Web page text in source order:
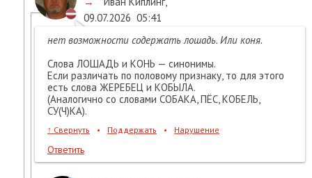
09.07.2026 05:41
нет возможности содержать лошадь. Или коня.
Слова ЛОШАДЬ и КОНЬ — синонимы.
Если различать по половому признаку, то для этого
есть слова ЖЕРЕБЕЦ и КОБЫЛА.
(Аналогично со словами СОБАКА, ПЁС, КОБЕЛЬ,
СУ(Ч)КА).
↑ Свернуть • Поддержать • Нарушение
Ответить